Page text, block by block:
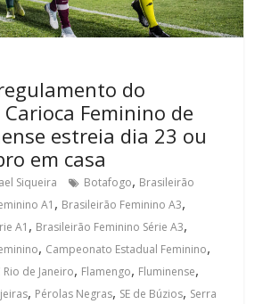
do
Feminino de
estreia dia 23 ou
em casa
Siqueira Botafogo, Brasileirão
A1 , Brasileirão Feminino A3,
A1 , Brasileirão Feminino Série A3,
, Campeonato Estadual Feminino,
Rio de Janeiro, Flamengo, Fluminense,
, Pérolas Negras, SE de Búzios, Serra